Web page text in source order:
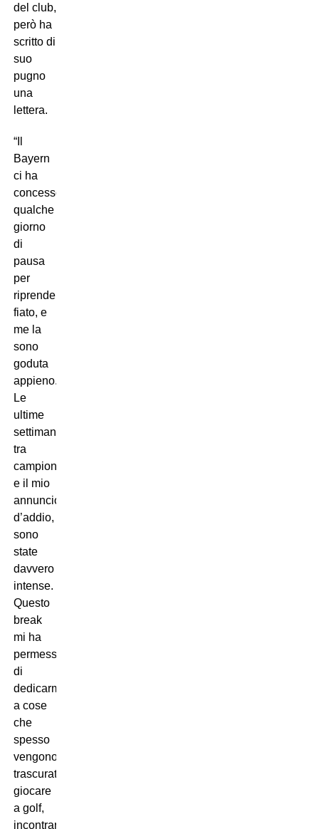
del club,
però ha
scritto di
suo
pugno
una
lettera.
“Il
Bayern
ci ha
concesso
qualche
giorno
di
pausa
per
riprendere
fiato, e
me la
sono
goduta
appieno.
Le
ultime
settimane,
tra
campionato
e il mio
annuncio
d’addio,
sono
state
davvero
intense.
Questo
break
mi ha
permesso
di
dedicarmi
a cose
che
spesso
vengono
trascurate:
giocare
a golf,
incontrare